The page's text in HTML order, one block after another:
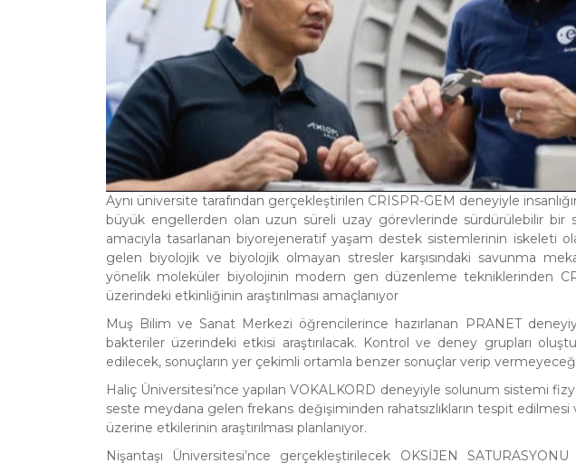
Aynı üniversite tarafından gerçekleştirilen CRISPR-GEM deneyiyle
büyük engellerden olan uzun süreli uzay görevlerinde sürdürülebilir bir
amacıyla tasarlanan biyorejeneratif yaşam destek sistemlerinin iskeleti
gelen biyolojik ve biyolojik olmayan stresler karşısındaki savunma
yönelik moleküler biyolojinin modern gen düzenleme tekniklerinden
üzerindeki etkinliğinin araştırılması amaçlanıyor
Muş Bilim ve Sanat Merkezi öğrencilerince hazırlanan PRANET
bakteriler üzerindeki etkisi araştırılacak. Kontrol ve deney grupları
edilecek, sonuçların yer çekimli ortamla benzer sonuçlar verip vermeyeceği
Haliç Üniversitesi’nce yapılan VOKALKORD deneyiyle solunum sistemi
seste meydana gelen frekans değişiminden rahatsızlıkların tespit
üzerine etkilerinin araştırılması planlanıyor.
Nişantaşı Üniversitesi’nce gerçekleştirilecek OKSİJEN